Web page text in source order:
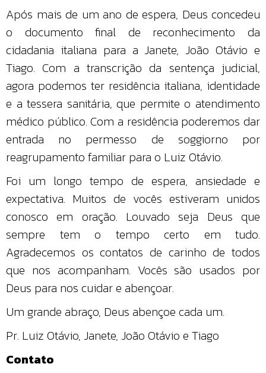
Após mais de um ano de espera, Deus concedeu
o documento final de reconhecimento da
cidadania italiana para a Janete, João Otávio e
Tiago. Com a transcrição da sentença judicial,
agora podemos ter residência italiana, identidade
e a tessera sanitária, que permite o atendimento
médico público. Com a residência poderemos dar
entrada no permesso de soggiorno por
reagrupamento familiar para o Luiz Otávio.
Foi um longo tempo de espera, ansiedade e
expectativa. Muitos de vocês estiveram unidos
conosco em oração. Louvado seja Deus que
sempre tem o tempo certo em tudo.
Agradecemos os contatos de carinho de todos
que nos acompanham. Vocês são usados por
Deus para nos cuidar e abençoar.
Um grande abraço, Deus abençoe cada um.
Pr. Luiz Otávio, Janete, João Otávio e Tiago
Contato